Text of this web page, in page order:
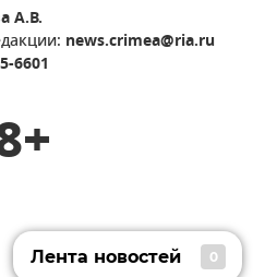
А.В.
news.crimea@ria.ru
6601
Лента новостей 0